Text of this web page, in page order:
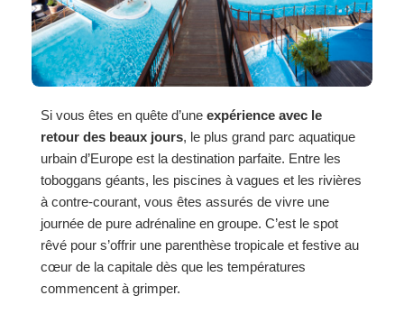
Si vous êtes en quête d’une expérience avec le
retour des beaux jours, le plus grand parc aquatique
urbain d’Europe est la destination parfaite. Entre les
toboggans géants, les piscines à vagues et les rivières
à contre-courant, vous êtes assurés de vivre une
journée de pure adrénaline en groupe. C’est le spot
rêvé pour s’offrir une parenthèse tropicale et festive au
cœur de la capitale dès que les températures
commencent à grimper.